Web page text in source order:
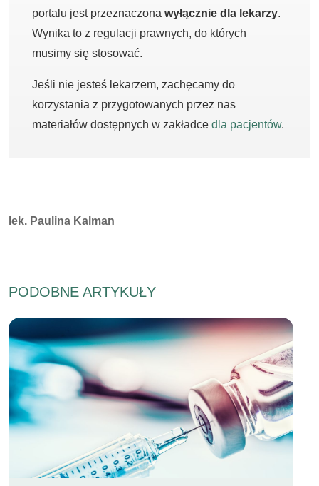
portalu jest przeznaczona wyłącznie dla lekarzy.
Wynika to z regulacji prawnych, do których
musimy się stosować.
Jeśli nie jesteś lekarzem, zachęcamy do
korzystania z przygotowanych przez nas
materiałów dostępnych w zakładce dla pacjentów.
Autorzy:
lek. Paulina Kalman
PODOBNE ARTYKUŁY